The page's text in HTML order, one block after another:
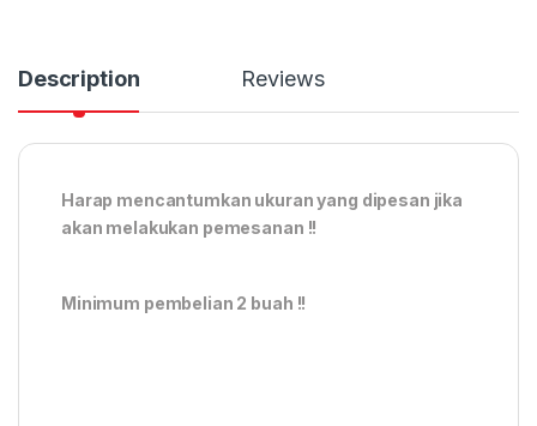
Description Reviews
Harap mencantumkan ukuran yang dipesan jika
akan melakukan pemesanan !!
Minimum pembelian 2 buah !!